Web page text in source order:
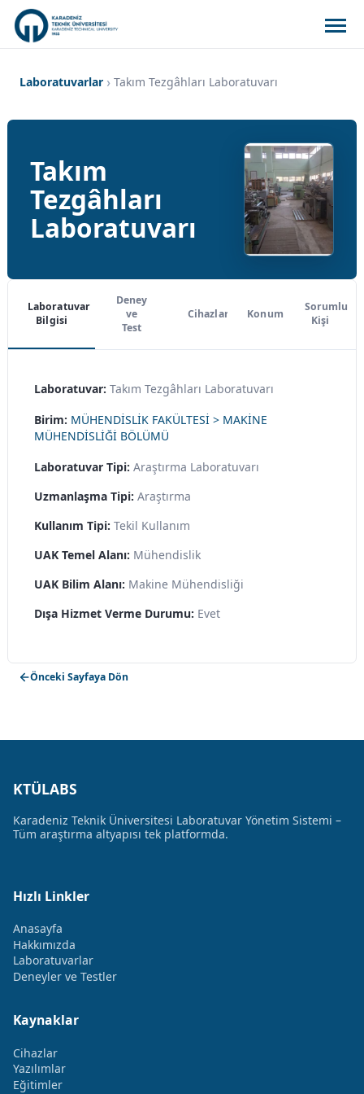
Laboratuvarlar Takım Tezgâhları Laboratuvarı
Takım
Tezgâhları
Laboratuvarı
Laboratuvar
Bilgisi
Deney
ve
Test
Cihazlar Konum
Sorumlu
Kişi
Laboratuvar: Takım Tezgâhları Laboratuvarı
Birim: MÜHENDİSLİK FAKÜLTESİ > MAKİNE
MÜHENDİSLİĞİ BÖLÜMÜ
Laboratuvar Tipi: Araştırma Laboratuvarı
Uzmanlaşma Tipi: Araştırma
Kullanım Tipi: Tekil Kullanım
UAK Temel Alanı: Mühendislik
UAK Bilim Alanı: Makine Mühendisliği
Dışa Hizmet Verme Durumu: Evet
Önceki Sayfaya Dön
KTÜLABS
Karadeniz Teknik Üniversitesi Laboratuvar Yönetim Sistemi –
Tüm araştırma altyapısı tek platformda.
Hızlı Linkler
Anasayfa
Hakkımızda
Laboratuvarlar
Deneyler ve Testler
Kaynaklar
Cihazlar
Yazılımlar
Eğitimler